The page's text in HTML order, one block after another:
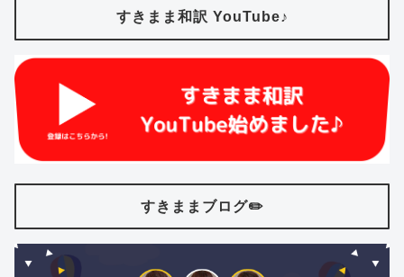
すきまま和訳 YouTube♪
すきままブログ✏️